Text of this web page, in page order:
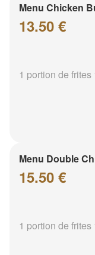
Menu Chicken
13.50 €
1 portion de
Menu Double
15.50 €
1 portion de